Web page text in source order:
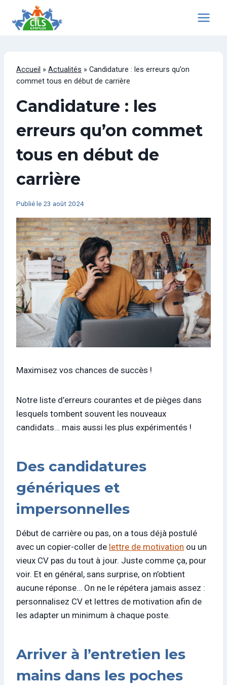
contenu
Accueil » Actualités » Candidature : les erreurs qu’on
commet tous en début de carrière
Candidature : les
erreurs qu’on commet
tous en début de
carrière
Publié le 23 août 2024
Maximisez vos chances de succès !
Notre liste d’erreurs courantes et de pièges dans
lesquels tombent souvent les nouveaux
candidats… mais aussi les plus expérimentés !
Des candidatures
génériques et
impersonnelles
Début de carrière ou pas, on a tous déjà postulé
avec un copier-coller de lettre de motivation ou un
vieux CV pas du tout à jour. Juste comme ça, pour
voir. Et en général, sans surprise, on n’obtient
aucune réponse… On ne le répétera jamais assez :
personnalisez CV et lettres de motivation afin de
les adapter un minimum à chaque poste.
Arriver à l’entretien les
mains dans les poches